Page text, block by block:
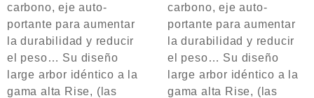
carbono, eje auto-
portante para aumentar
la durabilidad y reducir
el peso… Su diseño
large arbor idéntico a la
gama alta Rise, (las
carbono, eje auto-
portante para aumentar
la durabilidad y reducir
el peso… Su diseño
large arbor idéntico a la
gama alta Rise, (las